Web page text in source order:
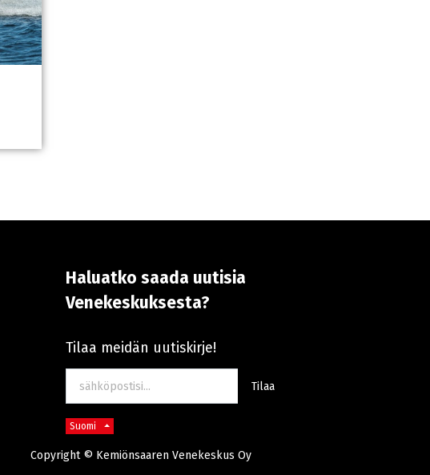
Haluatko saada uutisia
Venekeskuksesta?
Tilaa meidän uutiskirje!
Tilaa
Suomi
Copyright © Kemiönsaaren Venekeskus Oy